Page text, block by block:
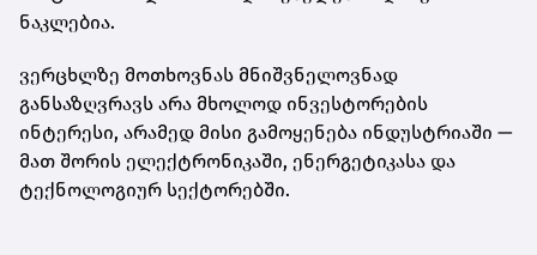
ნაკლებია.
ვერცხლზე მოთხოვნას მნიშვნელოვნად
განსაზღვრავს არა მხოლოდ ინვესტორების
ინტერესი, არამედ მისი გამოყენება ინდუსტრიაში —
მათ შორის ელექტრონიკაში, ენერგეტიკასა და
ტექნოლოგიურ სექტორებში.